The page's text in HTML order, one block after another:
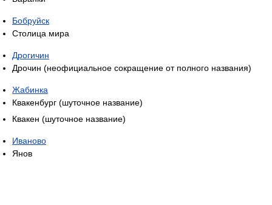
Бобруйск
Столица мира
Дрогичин
Дрочин (неофициальное сокращение от полного названия)
Жабинка
Квакенбург (шуточное название)
Квакен (шуточное название)
Иваново
Янов